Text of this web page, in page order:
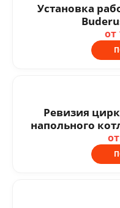
Установка
от
Ревизия
напольного